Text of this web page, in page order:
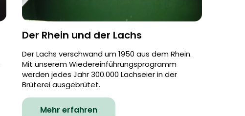
Der Rhein und der Lachs
Der Lachs verschwand um 1950 aus dem Rhein.
Mit unserem Wiedereinführungsprogramm
werden jedes Jahr 300.000 Lachseier in der
Brüterei ausgebrütet.
Mehr erfahren